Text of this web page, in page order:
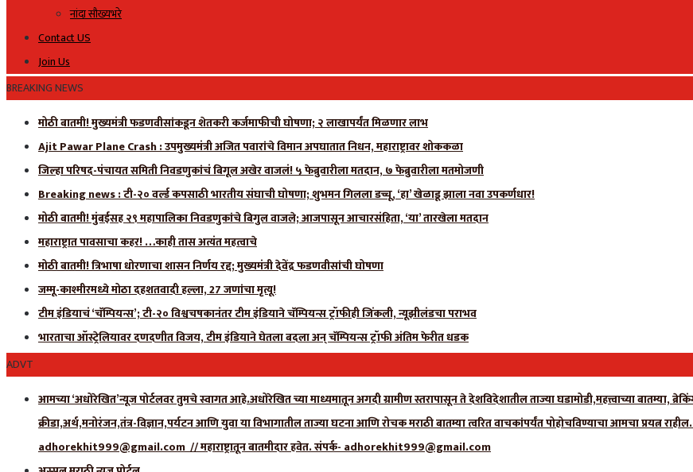
नांदा सौख्यभरे
Contact US
Join Us
BREAKING NEWS
मोठी बातमी! मुख्यमंत्री फडणवीसांकडून शेतकरी कर्जमाफीची घोषणा; २ लाखापर्यंत मिळणार लाभ
Ajit Pawar Plane Crash : उपमुख्यमंत्री अजित पवारांचे विमान अपघातात निधन, महाराष्ट्रावर शोककळा
जिल्हा परिषद-पंचायत समिती निवडणुकांचं बिगूल अखेर वाजलं! ५ फेब्रुवारीला मतदान, ७ फेब्रुवारीला मतमोजणी
Breaking news : टी-२० वर्ल्ड कपसाठी भारतीय संघाची घोषणा; शुभमन गिलला डच्चू, ‘हा’ खेळाडू झाला नवा उपकर्णधार!
मोठी बातमी! मुंबईसह २९ महापालिका निवडणुकांचे बिगुल वाजले; आजपासून आचारसंहिता, ‘या’ तारखेला मतदान
महाराष्ट्रात पावसाचा कहर! …काही तास अत्यंत महत्वाचे
मोठी बातमी! त्रिभाषा धोरणाचा शासन निर्णय रद्द; मुख्यमंत्री देवेंद्र फडणवीसांची घोषणा
जम्मू-काश्मीरमध्ये मोठा दहशतवादी हल्ला, 27 जणांचा मृत्यू!
टीम इंडियाचं ‘चॅम्पियन्स’; टी-२० विश्वचषकानंतर टीम इंडियाने चॅम्पियन्स ट्रॉफीही जिंकली, न्यूझीलंडचा पराभव
भारताचा ऑस्ट्रेलियावर दणदणीत विजय, टीम इंडियाने घेतला बदला अन् चॅम्पियन्स ट्रॉफी अंतिम फेरीत धडक
ADVT
आमच्या ‘अधोरेखित’न्यूज पोर्टलवर तुमचे स्वागत आहे.अधोरेखित च्या माध्यमातून अगदी ग्रामीण स्तरापासून ते देशविदेशातील ताज्या घडामोडी,महत्त्वाच्या बातम्या,
क्रीडा,अर्थ,मनोरंजन,तंत्र-विज्ञान,पर्यटन आणि युवा या विभागातील ताज्या घटना आणि रोचक मराठी बातम्या त्वरित वाचकांपर्यंत पोहोचविण्याचा आमचा प्रयत्न
adhorekhit999@gmail.com // महाराष्ट्रातून बातमीदार हवेत. संपर्क- adhorekhit999@gmail.com